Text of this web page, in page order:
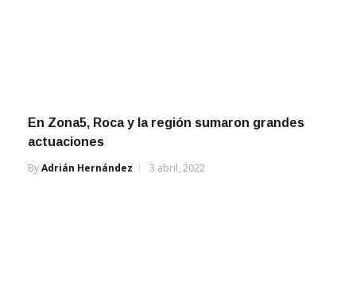
En Zona5, Roca y la región sumaron grandes
actuaciones
ByAdrián Hernández 3 abril, 2022